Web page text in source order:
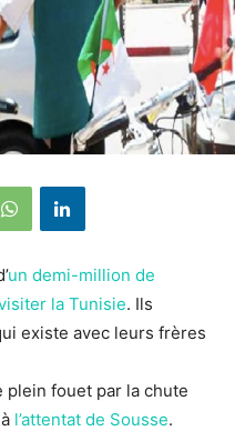
un demi-million de
la Tunisie. Ils
existe avec leurs frères
plein fouet par la chute
l’attentat de Sousse.